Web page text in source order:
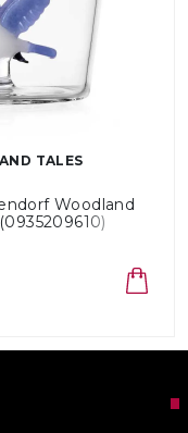
TALES
Woodland